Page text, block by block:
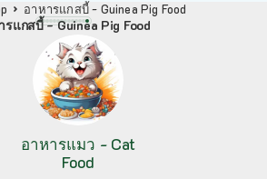
อาหารแกสบี้ - Guinea Pig Food
รแกสบี้ - Guinea Pig Food
อาหารแมว - Cat
Food